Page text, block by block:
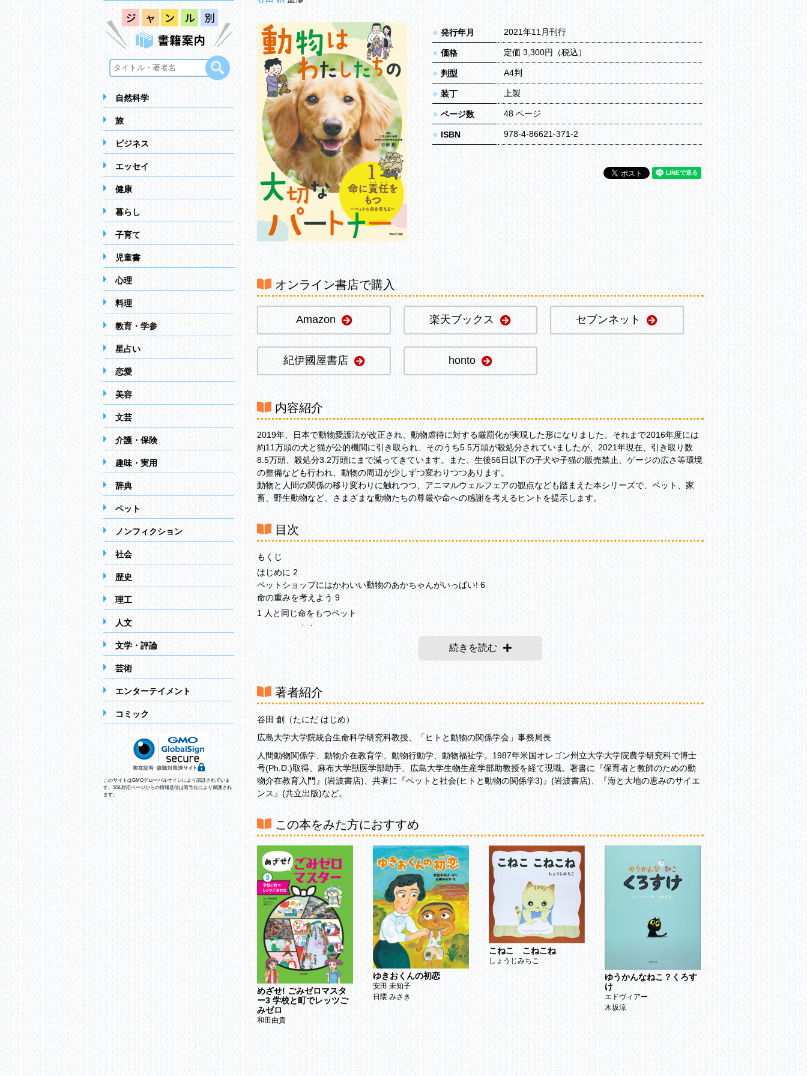
自然科学
旅
ビジネス
エッセイ
健康
暮らし
子育て
児童書
心理
料理
教育・学参
星占い
恋愛
美容
文芸
介護・保険
趣味・実用
辞典
ペット
ノンフィクション
社会
歴史
理工
人文
文学・評論
芸術
エンターテイメント
コミック
このサイトはGMOグローバルサインにより認証されていま
す。SSL対応ページからの情報送信は暗号化により保護され
ます。
● 発行年月 2021年11月刊行
● 価格 定価 3,300円（税込）
● 判型 A4判
● 装丁 上製
● ページ数 48 ページ
● ISBN 978-4-86621-371-2
オンライン書店で購入
Amazon 楽天ブックス セブンネット
紀伊國屋書店 honto
内容紹介
2019年、日本で動物愛護法が改正され、動物虐待に対する厳罰化が実現した形になりました。それまで2016年度には
約11万頭の犬と猫が公的機関に引き取られ、そのうち5.5万頭が殺処分されていましたが、2021年現在、引き取り数
8.5万頭、殺処分3.2万頭にまで減ってきています。また、生後56日以下の子犬や子猫の販売禁止、ゲージの広さ等環境
の整備なども行われ、動物の周辺が少しずつ変わりつつあります。
動物と人間の関係の移り変わりに触れつつ、アニマルウェルフェアの観点なども踏まえた本シリーズで、ペット、家
畜、野生動物など、さまざまな動物たちの尊厳や命への感謝を考えるヒントを提示します。
目次
もくじ
はじめに 2
ペットショップにはかわいい動物のあかちゃんがいっぱい! 6
命の重みを考えよう 9
1 人と同じ命をもつペット
ペットとの出会い 10
2 ペットをむかえる
飼い主になることはペットと一生つきあうこと 24
ペットをむかえたら毎日やること 26
ペットも病気になる 30
ペットが旅立つとき 32
学校の飼育動物 34
幸せになれなかったペットもいる 36
ペットの命とくらしを守る動物愛護管理法 38
地域ネコとして見守る取り組み 43
動物たちの「5つの自由」 44
もっと読みたい人へ おすすめの本 46
さくいん 47
続きを読む
著者紹介
谷田 創（たにだ はじめ）
広島大学大学院統合生命科学研究科教授、「ヒトと動物の関係学会」事務局長
人間動物関係学、動物介在教育学、動物行動学、動物福祉学。1987年米国オレゴン州立大学大学院農学研究科で博士
号(Ph.D.)取得、麻布大学獣医学部助手、広島大学生物生産学部助教授を経て現職。著書に『保育者と教師のための動
物介在教育入門』(岩波書店)、共著に『ペットと社会(ヒトと動物の関係学3)』(岩波書店)、『海と大地の恵みのサイエ
ンス』(共立出版)など。
この本をみた方におすすめ
五十嵐和恵
めざせ! ごみゼロマスタ
ー3 学校と町でレッツご
みゼロ
和田由貴
ゆきおくんの初恋
安田 未知子
日隈 みさき
こねこ こねこね
しょうじみちこ
ゆうかんなねこ？くろす
け
エドヴィアー
木坂涼
ぜんそくとそのほかの